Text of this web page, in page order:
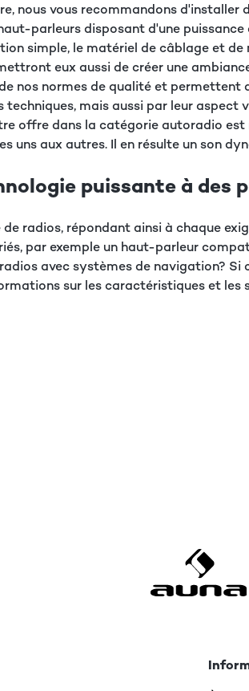
nous vous recommandons
parleurs disposant d'une
simple, le matériel de câblage et
eux aussi de créer une
nos normes de qualité et
mais aussi par leur
offre dans la catégorie autoradio
aux autres. Il en résulte un son
puissante à des
radios, répondant ainsi à chaque
par exemple un haut-parleur
avec systèmes de navigation? Si
sur les caractéristiques et